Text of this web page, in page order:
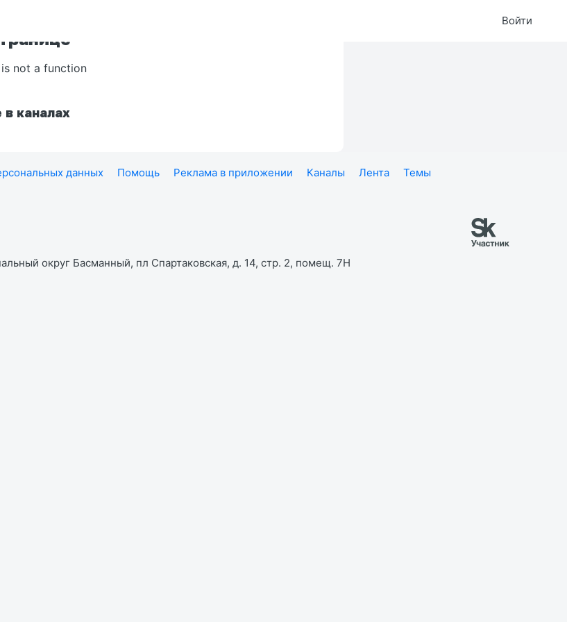
Войти
not a function
каналах
данных Помощь Реклама в приложении Каналы Лента
Темы
округ Басманный, пл Спартаковская, д. 14, стр. 2, помещ. 7Н